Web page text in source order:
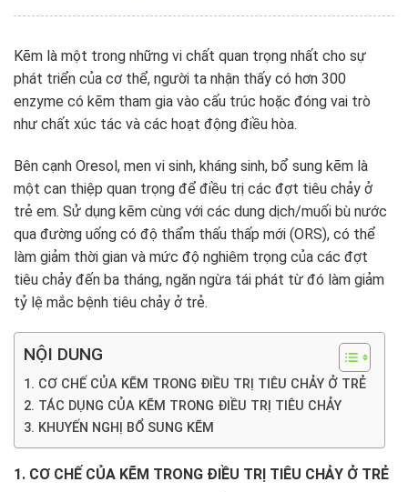
Kẽm là một trong những vi chất quan trọng nhất cho sự
phát triển của cơ thể, người ta nhận thấy có hơn 300
enzyme có kẽm tham gia vào cấu trúc hoặc đóng vai trò
như chất xúc tác và các hoạt động điều hòa.
Bên cạnh Oresol, men vi sinh, kháng sinh, bổ sung kẽm là
một can thiệp quan trọng để điều trị các đợt tiêu chảy ở
trẻ em. Sử dụng kẽm cùng với các dung dịch/muối bù nước
qua đường uống có độ thẩm thấu thấp mới (ORS), có thể
làm giảm thời gian và mức độ nghiêm trọng của các đợt
tiêu chảy đến ba tháng, ngăn ngừa tái phát từ đó làm giảm
tỷ lệ mắc bệnh tiêu chảy ở trẻ.
NỘI DUNG
1. CƠ CHẾ CỦA KẼM TRONG ĐIỀU TRỊ TIÊU CHẢY Ở TRẺ
2. TÁC DỤNG CỦA KẼM TRONG ĐIỀU TRỊ TIÊU CHẢY
3. KHUYẾN NGHỊ BỔ SUNG KẼM
1. CƠ CHẾ CỦA KẼM TRONG ĐIỀU TRỊ TIÊU CHẢY Ở TRẺ